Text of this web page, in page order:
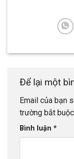
Để lại một
Email của bạn
trường bắt
Bình luận *